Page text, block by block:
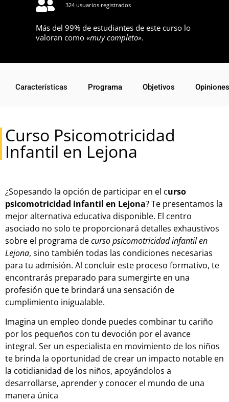
324 usuarios registrados
Más del 99% de estudiantes de este curso lo
valoran como «muy completo».
Características Programa Objetivos Opiniones
Curso Psicomotricidad
Infantil en Lejona
¿Sopesando la opción de participar en el curso
psicomotricidad infantil en Lejona? Te presentamos la
mejor alternativa educativa disponible. El centro
asociado no solo te proporcionará detalles exhaustivos
sobre el programa decurso psicomotricidad infantil en
Lejona, sino también todas las condiciones necesarias
para tu admisión. Al concluir este proceso formativo, te
encontrarás preparado para sumergirte en una
profesión que te brindará una sensación de
cumplimiento inigualable.
Imagina un empleo donde puedes combinar tu cariño
por los pequeños con tu devoción por el avance
integral. Ser un especialista en movimiento de los niños
te brinda la oportunidad de crear un impacto notable en
la cotidianidad de los niños, apoyándolos a
desarrollarse, aprender y conocer el mundo de una
manera única